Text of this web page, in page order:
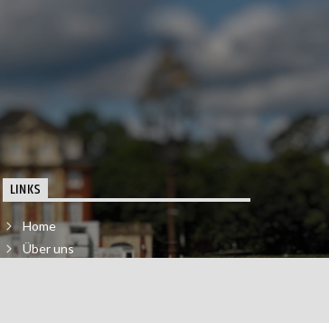
LINKS
Home
Über uns